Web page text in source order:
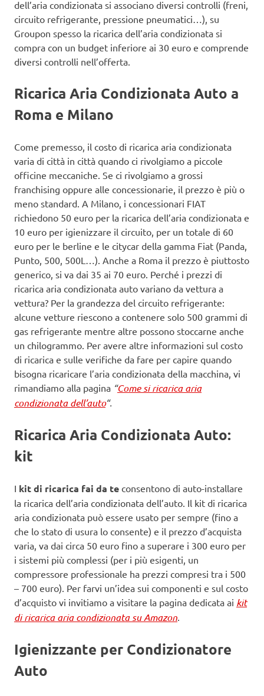
dell’aria condizionata si associano diversi controlli (freni,
circuito refrigerante, pressione pneumatici…), su
Groupon spesso la ricarica dell’aria condizionata si
compra con un budget inferiore ai 30 euro e comprende
diversi controlli nell’offerta.
Ricarica Aria Condizionata Auto a
Roma e Milano
Come premesso, il costo di ricarica aria condizionata
varia di città in città quando ci rivolgiamo a piccole
officine meccaniche. Se ci rivolgiamo a grossi
franchising oppure alle concessionarie, il prezzo è più o
meno standard. A Milano, i concessionari FIAT
richiedono 50 euro per la ricarica dell’aria condizionata e
10 euro per igienizzare il circuito, per un totale di 60
euro per le berline e le citycar della gamma Fiat (Panda,
Punto, 500, 500L…). Anche a Roma il prezzo è piuttosto
generico, si va dai 35 ai 70 euro. Perché i prezzi di
ricarica aria condizionata auto variano da vettura a
vettura? Per la grandezza del circuito refrigerante:
alcune vetture riescono a contenere solo 500 grammi di
gas refrigerante mentre altre possono stoccarne anche
un chilogrammo. Per avere altre informazioni sul costo
di ricarica e sulle verifiche da fare per capire quando
bisogna ricaricare l’aria condizionata della macchina, vi
rimandiamo alla pagina “Come si ricarica aria
condizionata dell’auto“.
Ricarica Aria Condizionata Auto:
kit
I kit di ricarica fai da te consentono di auto-installare
la ricarica dell’aria condizionata dell’auto. Il kit di ricarica
aria condizionata può essere usato per sempre (fino a
che lo stato di usura lo consente) e il prezzo d’acquista
varia, va dai circa 50 euro fino a superare i 300 euro per
i sistemi più complessi (per i più esigenti, un
compressore professionale ha prezzi compresi tra i 500
– 700 euro). Per farvi un’idea sui componenti e sul costo
d’acquisto vi invitiamo a visitare la pagina dedicata ai kit
di ricarica aria condizionata su Amazon.
Igienizzante per Condizionatore
Auto